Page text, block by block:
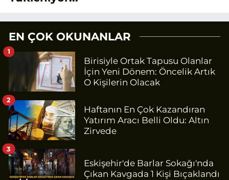
EN ÇOK OKUNANLAR
Birisiyle Ortak Tapusu Olanlar
İçin Yeni Dönem: Öncelik Artık
O Kişilerin Olacak
1
Haftanın En Çok Kazandıran
Yatırım Aracı Belli Oldu: Altın
Zirvede
2
Eskişehir'de Barlar Sokağı'nda
Çıkan Kavgada 1 Kişi Bıçaklandı
3